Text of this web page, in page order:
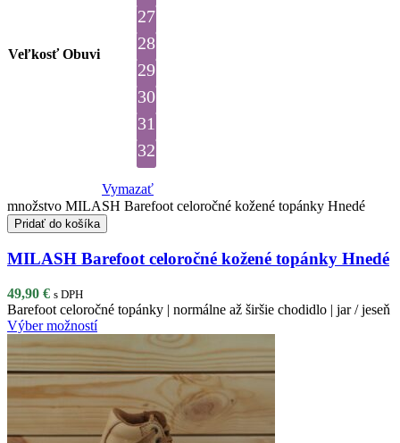
Veľkosť Obuvi
27
28
29
30
31
32
Vymazať
množstvo MILASH Barefoot celoročné kožené topánky Hnedé
Pridať do košíka
MILASH Barefoot celoročné kožené topánky Hnedé
49,90 € s DPH
Barefoot celoročné topánky | normálne až širšie chodidlo | jar / jeseň
Výber možností